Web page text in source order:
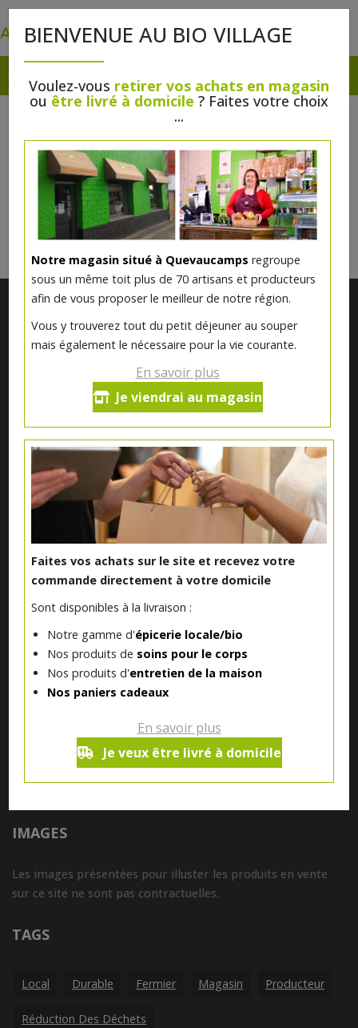
BIENVENUE AU BIO VILLAGE
Voulez-vous retirer vos achats en magasin
ou être livré à domicile ? Faites votre choix
...
Notre magasin situé à Quevaucamps regroupe
sous un même toit plus de 70 artisans et producteurs
afin de vous proposer le meilleur de notre région.
Vous y trouverez tout du petit déjeuner au souper
mais également le nécessaire pour la vie courante.
En savoir plus
Je viendrai au magasin
Faites vos achats sur le site et recevez votre
commande directement à votre domicile
Sont disponibles à la livraison :
Notre gamme d'épicerie locale/bio
Nos produits de soins pour le corps
Nos produits d'entretien de la maison
Nos paniers cadeaux
En savoir plus
Je veux être livré à domicile
DESSERTS DE FÊTES
Il n'y a rien à vous proposer pour l'instant.
Veuillez revenir plus tard.
Notre magasin situé à Quevaucamps réunit sous son toit les
produits de plus de 50 artisans et producteurs régionaux pour
vous servir du petit déjeuner au souper.
Qui sommes nous ?
Le blog
Contact
INFORMATIONS ALLERGÈNES
Tous nos produits sont susceptibles de contenir des
allergènes. Si vous souhaitez avoir de plus amples
informations sur ceux-ci, vous pouvez nous contacter par e-
IMAGES
Les images présentées pour illuster les produits en vente
sur ce site ne sont pas contractuelles.
TAGS
Local Durable Fermier Magasin Producteur
Réduction Des Déchets